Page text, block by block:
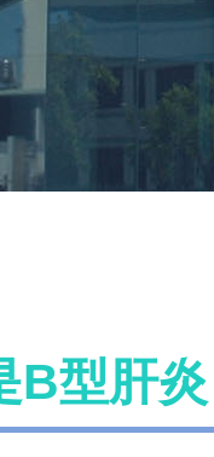
B型肝炎